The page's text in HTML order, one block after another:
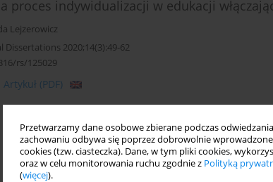
Przetwarzamy dane osobowe zbierane podczas
zachowaniu odbywa się poprzez dobrowolnie
cookies (tzw. ciasteczka). Dane, w tym pliki cookies,
oraz w celu monitorowania ruchu zgodnie z Polityką
(więcej).
proces indywidualizacji w edukacji
Lejzerowicz
Dissertations 2020;14(3):49-62
rs/125029
Artykuł (PDF)